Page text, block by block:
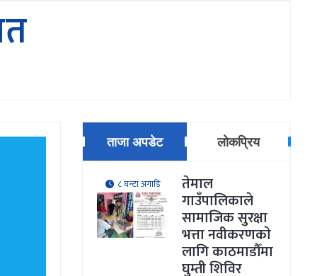
ताजा अपडेट लोकप्रिय
८ घन्टा अगाडि तेमाल
गाउँपालिकाले
सामाजिक सुरक्षा
भत्ता नवीकरणकाे
लागि काठमाडौँमा
घुम्ती शिविर